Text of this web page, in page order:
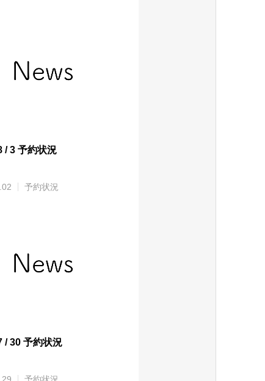
/ 3 予約状況
予約状況
/ 30 予約状況
予約状況